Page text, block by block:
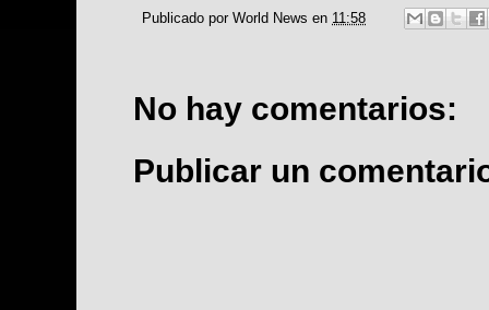
Publicado por World News en 11:58
No hay comentarios:
Publicar un